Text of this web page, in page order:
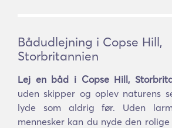
Bådudlejning i Copse Hill,
Storbritannien
Lej en båd i Copse Hill,
uden skipper og oplev naturens
lyde som aldrig før. Uden
mennesker kan du nyde den